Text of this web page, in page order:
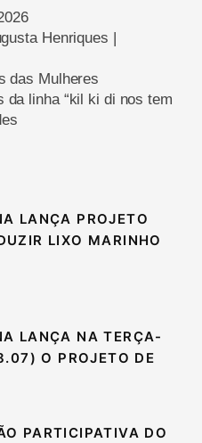
Henriques |
das Mulheres
da linha “kil ki di nos tem
LANÇA PROJETO
LIXO MARINHO
LANÇA NA TERÇA-
O PROJETO DE
PARTICIPATIVA DO